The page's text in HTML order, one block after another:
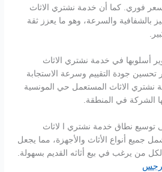
فوري. كما أن خدمة نشتري الاثاث
بالشفافية والسرعة، وهو ما يعزز ثقة
أسلوبها في خدمة نشتري الاثاث
جودة التقييم وسرعة الاستجابة
الاثاث المستعمل حي المونسية
الشركة في المنطقة.
توسيع نطاق خدمة نشتري ا لاثاث
جميع أنواع الأثاث والأجهزة، مما يجعل
لكل من يرغب في بيع أثاثه القديم بسهولة.